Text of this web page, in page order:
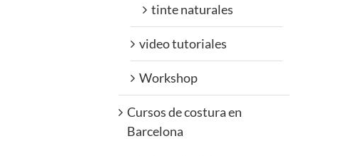
tinte naturales
video tutoriales
Workshop
Cursos de costura en
Barcelona